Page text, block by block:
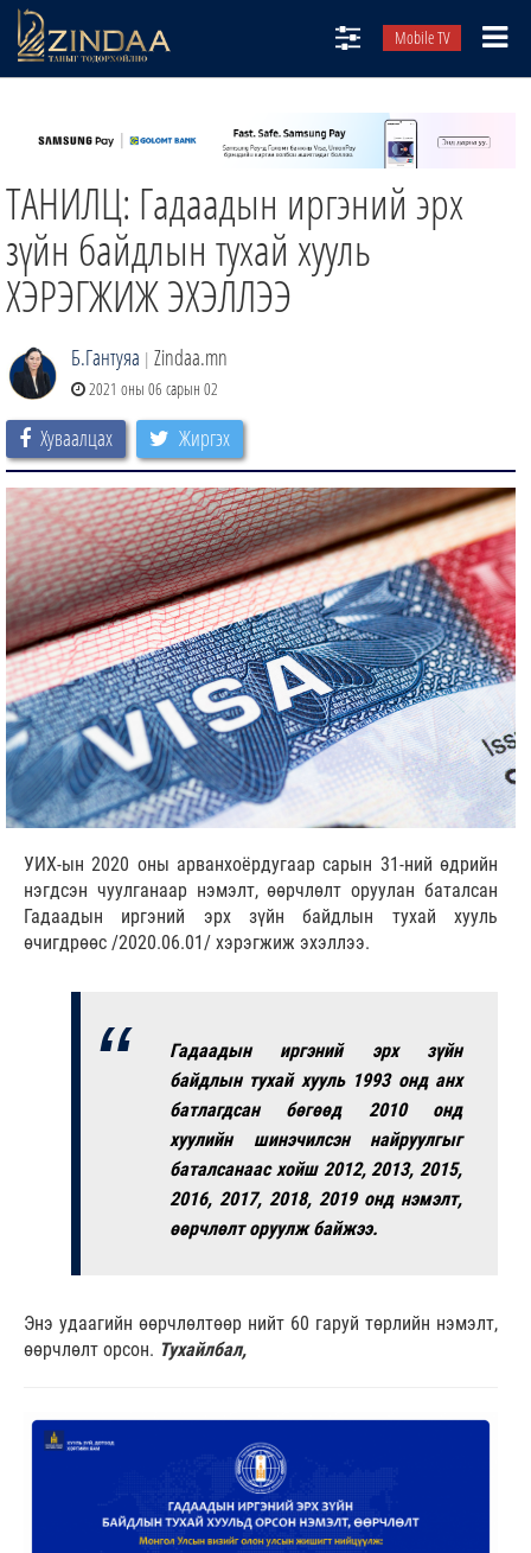
Mobile TV
ТВ8
ӨГЛӨӨНИЙ СОНИН
АУДИО ЗОХИОЛ
ЗИНДАА СЭТГҮҮЛ
ТАНИЛЦ: Гадаадын иргэний эрх
зүйн байдлын тухай хууль
ХЭРЭГЖИЖ ЭХЭЛЛЭЭ
Б.Гантуяа | Zindaa.mn
2021 оны 06 сарын 02
Хуваалцах Жиргэх
УИХ-ын 2020 оны арванхоёрдугаар сарын 31-ний өдрийн
нэгдсэн чуулганаар нэмэлт, өөрчлөлт оруулан баталсан
Гадаадын иргэний эрх зүйн байдлын тухай хууль
өчигдрөөс /2020.06.01/ хэрэгжиж эхэллээ.
Гадаадын иргэний эрх зүйн
байдлын тухай хууль 1993 онд анх
батлагдсан бөгөөд 2010 онд
хуулийн шинэчилсэн найруулгыг
баталсанаас хойш 2012, 2013, 2015,
2016, 2017, 2018, 2019 онд нэмэлт,
өөрчлөлт оруулж байжээ.
Энэ удаагийн өөрчлөлтөөр нийт 60 гаруй төрлийн нэмэлт,
өөрчлөлт орсон. Тухайлбал,